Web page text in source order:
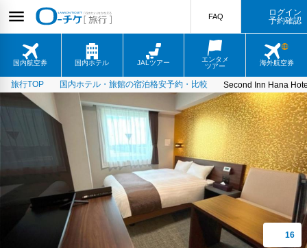
国内航空券 国内ホテル JALツアー
エンタメ
ツアー
海外航空券
FAQ
ログイン
予約確認
旅行TOP 国内ホテル・旅館の宿泊格安予約・比較 Second Inn Hana